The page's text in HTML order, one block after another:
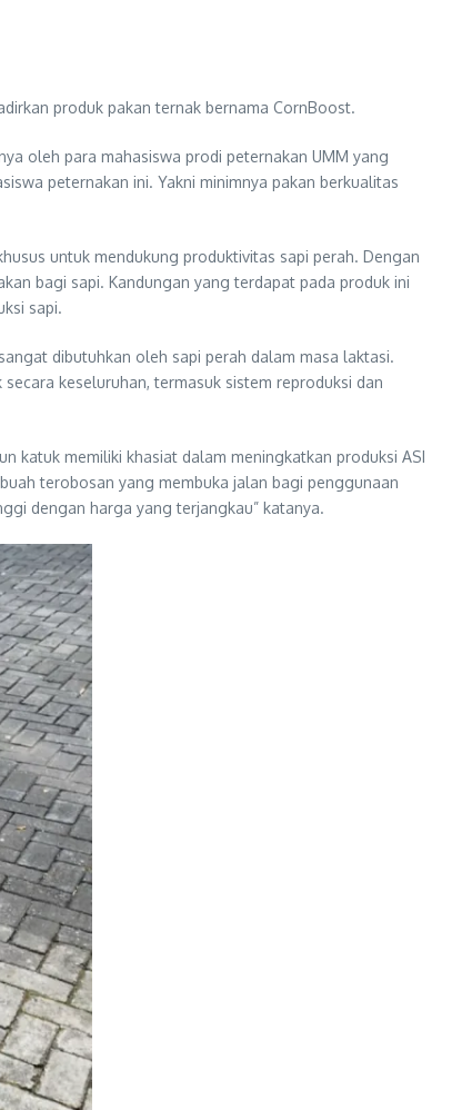
produk pakan ternak bernama CornBoost.
oleh para mahasiswa prodi peternakan UMM yang
peternakan ini. Yakni minimnya pakan berkualitas
untuk mendukung produktivitas sapi perah. Dengan
bagi sapi. Kandungan yang terdapat pada produk ini
sapi.
dibutuhkan oleh sapi perah dalam masa laktasi.
keseluruhan, termasuk sistem reproduksi dan
katuk memiliki khasiat dalam meningkatkan produksi ASI
terobosan yang membuka jalan bagi penggunaan
dengan harga yang terjangkau” katanya.